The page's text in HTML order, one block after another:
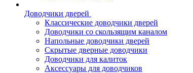
Доводчики дверей
Классические доводчики дверей
Доводчики со скользящим каналом
Напольные доводчики дверей
Скрытые дверные доводчики
Доводчики для калиток
Аксессуары для доводчиков